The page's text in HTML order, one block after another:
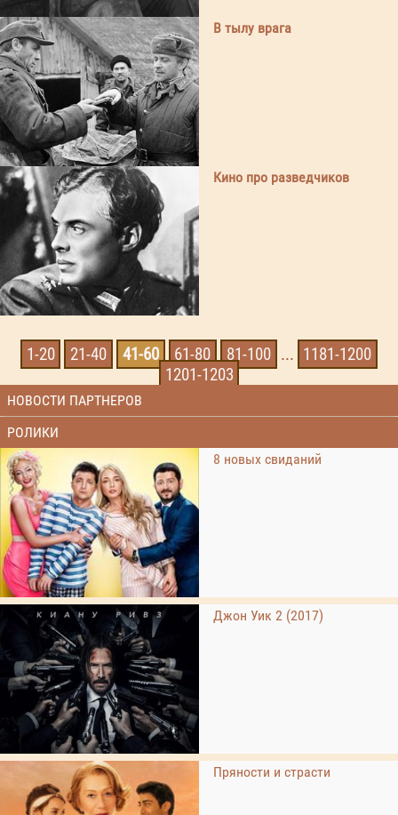
В тылу врага
Кино про разведчиков
1-20 21-40 41-60 61-80 81-100 ... 1181-1200
1201-1203
НОВОСТИ ПАРТНЕРОВ
РОЛИКИ
8 новых свиданий
Джон Уик 2 (2017)
Пряности и страсти